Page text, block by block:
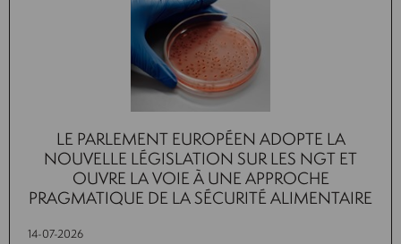
LE PARLEMENT EUROPÉEN ADOPTE LA
NOUVELLE LÉGISLATION SUR LES NGT ET
OUVRE LA VOIE À UNE APPROCHE
PRAGMATIQUE DE LA SÉCURITÉ ALIMENTAIRE
14-07-2026